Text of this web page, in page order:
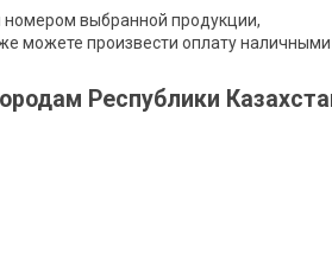
номером выбранной продукции,
можете произвести оплату
Республики